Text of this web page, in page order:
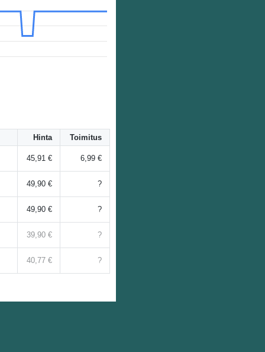
Hinta Toimitus
45,91 € 6,99 €
49,90 € ?
49,90 € ?
39,90 € ?
40,77 € ?